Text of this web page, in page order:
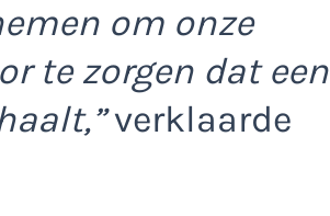
om onze
te zorgen dat een
verklaarde